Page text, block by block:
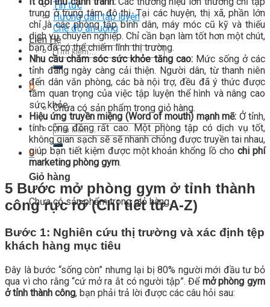
Tin tức
Hướng dẫn tập luyện
Chế độ ăn uống
Liên Hệ
Tìm
kiếm:
0
Chưa có sản phẩm trong giỏ hàng.
Tìm
kiếm:
0
Giỏ hàng
Chưa có sản phẩm trong giỏ hàng.
trung ở trung tâm đô thị. Tại các huyện, thị xã, phần lớn
chỉ là các phòng tập bình dân, máy móc cũ kỹ và thiếu
dịch vụ chuyên nghiệp. Chỉ cần bạn làm tốt hơn một chút,
bạn đã có thể chiếm lĩnh thị trường.
Nhu cầu chăm sóc sức khỏe tăng cao:Mức sống ở các
tỉnh đang ngày càng cải thiện. Người dân, từ thanh niên
đến dân văn phòng, các bà nội trợ, đều đã ý thức được
tầm quan trọng của việc tập luyện thể hình và nâng cao
sức khỏe.
Hiệu ứng truyền miệng (Word of mouth) mạnh mẽ: Ở tỉnh,
tính cộng đồng rất cao. Một phòng tập có dịch vụ tốt,
không gian sạch sẽ sẽ nhanh chóng được truyền tai nhau,
giúp bạn tiết kiệm được một khoản khổng lồ chochi phí
marketing phòng gym.
5 Bước mở phòng gym ở tỉnh thành
công rực rỡ (Chi tiết từ A-Z)
Bước 1: Nghiên cứu thị trường và xác định tệp
khách hàng mục tiêu
Đây là bước “sống còn” nhưng lại bị 80% người mới đầu tư bỏ
qua vì cho rằng “cứ mở ra ắt có người tập”. Để mở phòng gym
ở tỉnh thành công, bạn phải trả lời được các câu hỏi sau: